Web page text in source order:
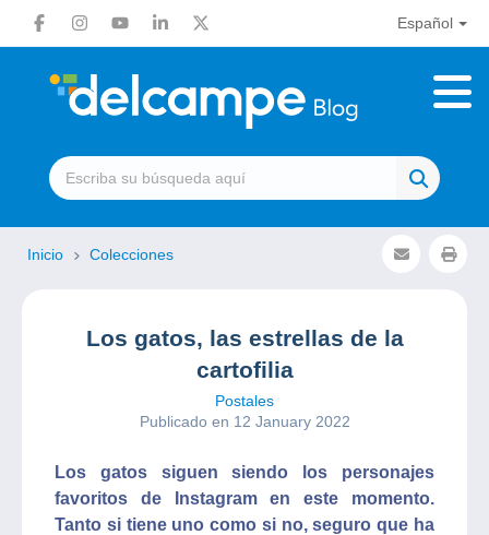
Español
Inicio Colecciones
Los gatos, las estrellas de la
cartofilia
Postales
Publicado en 12 January 2022
Los gatos siguen siendo los personajes
favoritos de Instagram en este momento.
Tanto si tiene uno como si no, seguro que ha